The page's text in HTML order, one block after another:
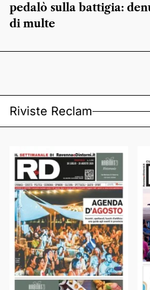
pedalò sulla battigia:
di multe
Riviste Reclam